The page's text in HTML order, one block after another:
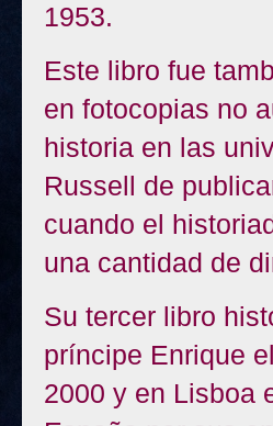
1953.
Este libro fue
en fotocopias no
historia en las
Russell de
cuando el
una cantidad de
Su tercer libro
príncipe Enrique
2000 y en Lisboa